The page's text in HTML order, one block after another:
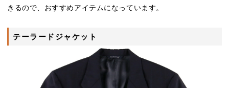
きるので、おすすめアイテムになっています。
テーラードジャケット